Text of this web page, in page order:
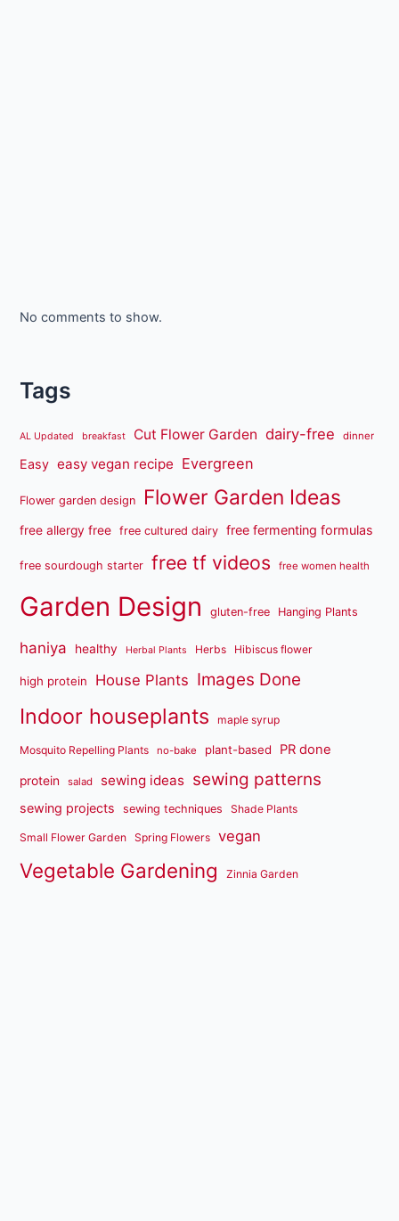
No comments to show.
Tags
AL Updated breakfast Cut Flower Garden dairy-free dinner
Easy easy vegan recipe Evergreen
Flower garden design Flower Garden Ideas
free allergy free free cultured dairy free fermenting formulas
free sourdough starter free tf videos free women health
Garden Design gluten-free Hanging Plants
haniya healthy Herbal Plants Herbs Hibiscus flower
high protein House Plants Images Done
Indoor houseplants maple syrup
Mosquito Repelling Plants no-bake plant-based PR done
protein salad sewing ideas sewing patterns
sewing projects sewing techniques Shade Plants
Small Flower Garden Spring Flowers vegan
Vegetable Gardening Zinnia Garden